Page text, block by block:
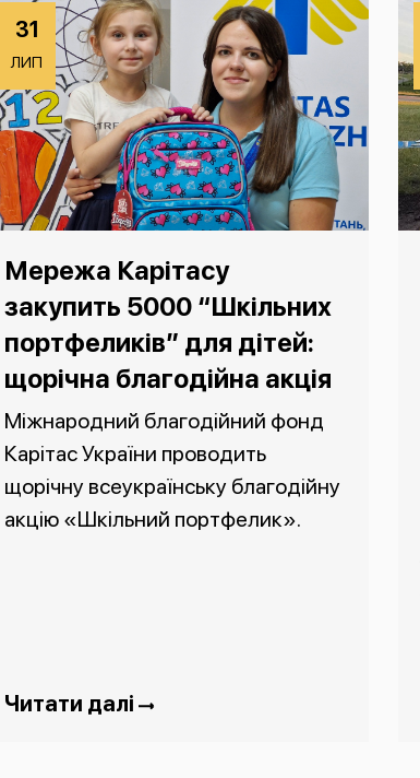
31
ЛИП
Мережа Карітасу
закупить 5000 “Шкільних
портфеликів” для дітей:
щорічна благодійна акція
Міжнародний благодійний фонд
Карітас України проводить
щорічну всеукраїнську благодійну
акцію «Шкільний портфелик».
Читати далі